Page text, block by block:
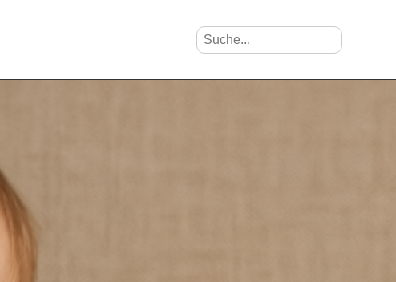
Suche nach Vornamen Search